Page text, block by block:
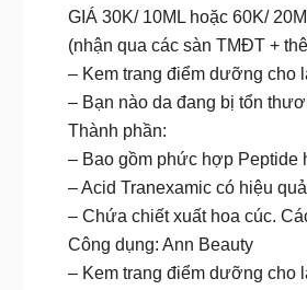
GIÁ 30K/ 10ML hoặc 60K/
(nhận qua các sàn TMĐT +
– Kem trang điểm dưỡng cho
– Bạn nào da đang bị tổn
Thành phần:
– Bao gồm phức hợp Peptide
– Acid Tranexamic có hiệu
– Chứa chiết xuất hoa cúc.
Công dụng: Ann Beauty
– Kem trang điểm dưỡng cho